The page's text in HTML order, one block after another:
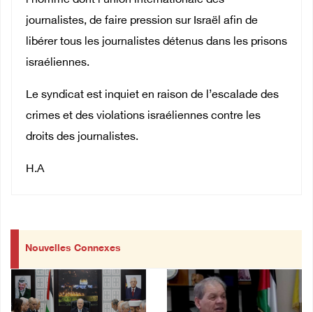
journalistes, de faire pression sur Israël afin de
libérer tous les journalistes détenus dans les prisons
israéliennes.
Le syndicat est inquiet en raison de l’escalade des
crimes et des violations israéliennes contre les
droits des journalistes.
H.A
Nouvelles Connexes